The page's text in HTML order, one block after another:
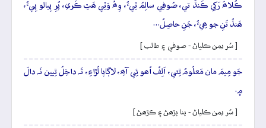
ڪُلاھَ رَکِي ڪَنڌَ تي، صُوفِي سالِمُ ٿِيءُ، وِھُ وَٽِي ھَٿِ ڪَري، پُرِ پِيالو پِيءُ،
ھَنڌُ تَنِ جو ھِيءُ، جَنِ حاصِلُ…
[ سُر يمن ڪلياڻ - صوفي ۽ طالب ]
جَو مِيمَ مان مَعلُومُ ٿِئي، اَلِفُ اُھو ئِي آھِ، لاڳاپا لُڙاءِ، تَہ داخِلُ ٿِيين نَہ دالَ
۾.
[ سُر يمن ڪلياڻ - پنا پڙهڻ ۽ ڪڙهڻ ]